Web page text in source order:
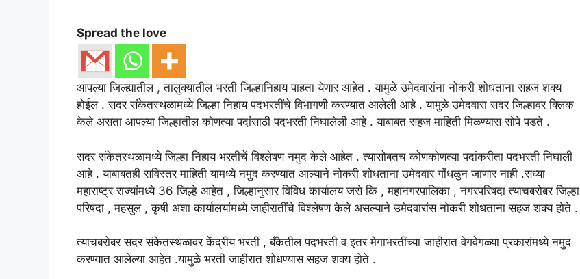
Spread the love
आपल्या जिल्ह्यातील , तालुक्यातील भरती जिल्हानिहाय पाहता येणार आहेत . यामुळे उमेदवारांना नोकरी शोधताना सहज शक्य
होईल . सदर संकेतस्थळामध्ये जिल्हा निहाय पदभरतींचे विभागणी करण्यात आलेली आहे . यामुळे उमेदवारा सदर जिल्हावर क्लिक
केले असता आपल्या जिल्हातील कोणत्या पदांसाठी पदभरती निघालेली आहे . याबाबत सहज माहिती मिळण्यास सोपे पडते .
सदर संकेतस्थळामध्ये जिल्हा निहाय भरतीचें विश्लेषण नमुद केले आहेत . त्यासोबतच कोणकोणत्या पदांकरीता पदभरती निघाली
आहे . याबाबतही सविस्तर माहिती यामध्ये नमुद करण्यात आल्याने नोकरी शोधताना उमेदवार गोंधळुन जाणार नाही .सध्या
महाराष्ट्र राज्यांमध्ये 36 जिल्हे आहेत , जिल्हानुसार विविध कार्यालय जसे कि , महानगरपालिका , नगरपरिषदा त्याचबरोबर जिल्हा
परिषदा , महसुल , कृषी अशा कार्यालयांमध्ये जाहीरातींचे विश्लेषण केले असल्याने उमेदवारांस नोकरी शोधताना सहज शक्य होते .
त्याचबरोबर सदर संकेतस्थळावर केंद्रीय भरती , बँकेतील पदभरती व इतर मेगाभरतींच्या जाहीरात वेगवेगळ्या प्रकारांमध्ये नमुद
करण्यात आलेल्या आहेत .यामुळे भरती जाहीरात शोधण्यास सहज शक्य होते .